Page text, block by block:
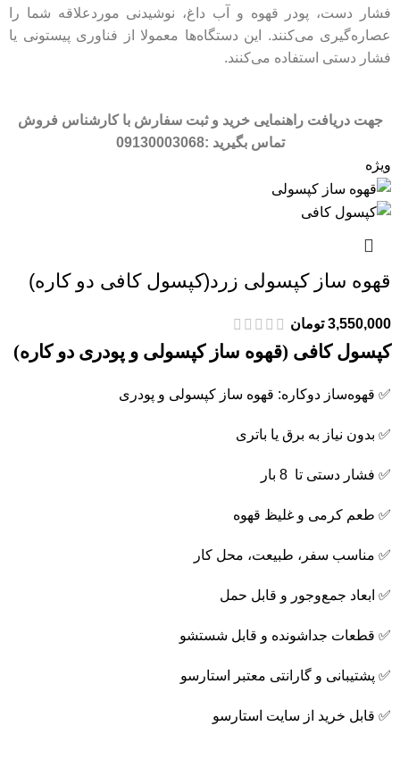
فشار دست، پودر قهوه و آب داغ، نوشیدنی موردعلاقه شما را
عصاره‌گیری می‌کنند. این دستگاه‌ها معمولا از فناوری پیستونی یا
فشار دستی استفاده می‌کنند.
جهت دریافت راهنمایی خرید و ثبت سفارش با کارشناس فروش
تماس بگیرید :09130003068
ویژه
قهوه ساز کپسولی زرد(کپسول کافی دو کاره)
3,550,000 تومان
کپسول کافی (قهوه ساز کپسولی و پودری دو کاره)
✅ قهوه‌ساز دوکاره: قهوه ساز کپسولی و پودری
✅ بدون نیاز به برق یا باتری
✅ فشار دستی تا 8 بار
✅ طعم کرمی و غلیظ قهوه
✅ مناسب سفر، طبیعت، محل کار
✅ ابعاد جمع‌وجور و قابل حمل
✅ قطعات جداشونده و قابل شستشو
✅ پشتیبانی و گارانتی معتبر استارسو
✅ قابل خرید از سایت استارسو